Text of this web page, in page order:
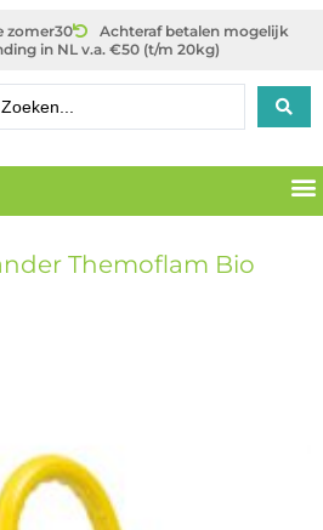
zomer30
Achteraf betalen mogelijk
in NL v.a. €50 (t/m 20kg)
Themoflam Bio